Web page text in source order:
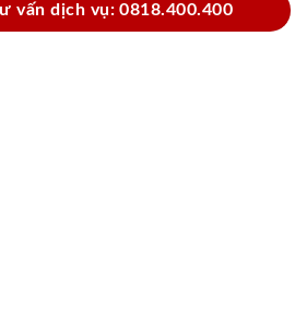
vấn dịch vụ: 0818.400.400